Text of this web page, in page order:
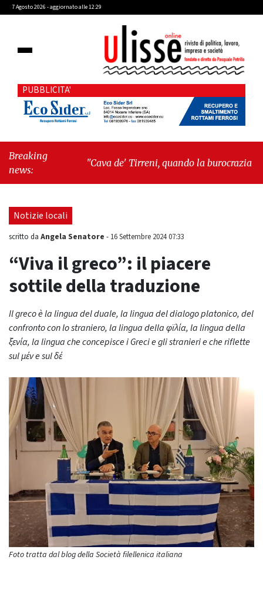
7 Agosto 2026 - aggiornato alle 12:29
PUBBLICITA'
Breaking
news:
"Cava de' Tirreni, quando la burocrazia
Notizie locali
scritto da Angela Senatore - 16 Settembre 2024 07:33
“Viva il greco”: il piacere
sottile della traduzione
Il greco è la lingua del duale, la lingua del dialogo platonico, del
confronto con lo straniero, la lingua della φϊλία, la lingua della
ξενία, la lingua che concepisce i Greci e gli stranieri e che riflette
sul μέν e sul δέ
Foto tratta dal blog della Società filellenica italiana